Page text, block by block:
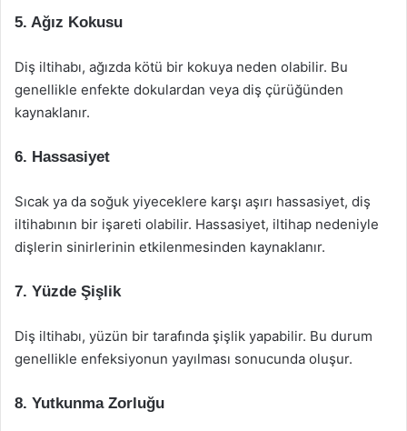
5. Ağız Kokusu
Diş iltihabı, ağızda kötü bir kokuya neden olabilir. Bu
genellikle enfekte dokulardan veya diş çürüğünden
kaynaklanır.
6. Hassasiyet
Sıcak ya da soğuk yiyeceklere karşı aşırı hassasiyet, diş
iltihabının bir işareti olabilir. Hassasiyet, iltihap nedeniyle
dişlerin sinirlerinin etkilenmesinden kaynaklanır.
7. Yüzde Şişlik
Diş iltihabı, yüzün bir tarafında şişlik yapabilir. Bu durum
genellikle enfeksiyonun yayılması sonucunda oluşur.
8. Yutkunma Zorluğu